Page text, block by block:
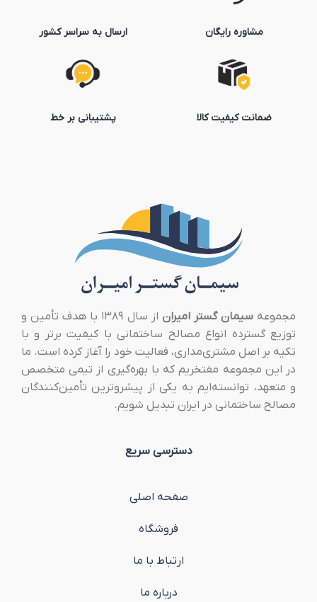
مشاوره رایگان
ضمانت کیفیت کالا
ارسال به سراسر کشور
پشتیبانی بر خط
مجموعهسیمان گستر امیران
از سال ۱۳۸۹ با هدف تأمین و
توزیع گسترده انواع مصالح ساختمانی با کیفیت برتر و با
تکیه بر اصل مشتری‌مداری، فعالیت خود را آغاز کرده است. ما
در این مجموعه مفتخریم که با بهره‌گیری از تیمی متخصص
و متعهد، توانسته‌ایم به یکی از پیشروترین تأمین‌کنندگان
مصالح ساختمانی در ایران تبدیل شویم.
دسترسی سریع
صفحه اصلی
فروشگاه
ارتباط با ما
درباره ما